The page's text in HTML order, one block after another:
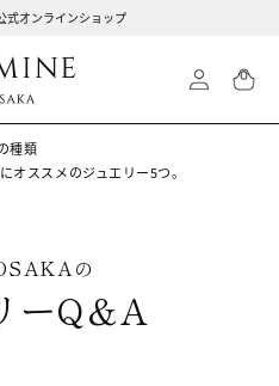
式オンラインショップ
種類
オススメのジュエリー5つ。
の
ーQ＆A